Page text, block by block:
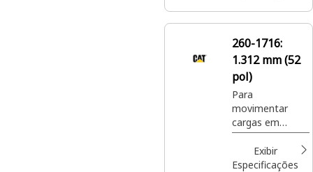
fertilizante e
ensacados em
locais de
paisagismo e
cultivo de
plantas.
260-1716:
1.312 mm (52
pol)
Para
movimentar
cargas em
paletes em
locais de
construção,
Exibir
Especificações